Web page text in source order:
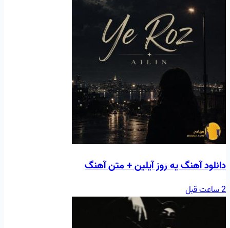
دانلود آهنگ یه روز آیلین + متن آهنگ
2 ساعت قبل